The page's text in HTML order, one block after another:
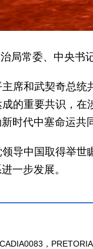
局常委、中央书
席和武契奇总
的重要共识，
时代中塞命运共
导中国取得举
一步发展。
，